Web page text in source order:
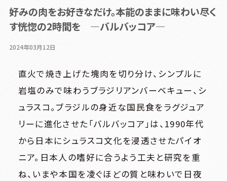
レストラン、劇場
ビューティー、リラクゼーション、
フロアマップ
オフィス、ショールーム
5F
オフィス、クリニック
ザ・リッツ・カールトン大阪連絡通路
好みの肉をお好きなだけ。本能のままに味わい尽く
す恍惚の2時間を ―バルバッコア―
2024年03月12日
直火で焼き上げた塊肉を切り分け、シンプルに
岩塩のみで味わうブラジリアンバーベキュー、シ
ュラスコ。ブラジルの身近な国民食をラグジュア
リーに進化させた「バルバッコア」は、1990年代
から日本にシュラスコ文化を浸透させたパイオ
ニア。日本人の嗜好に合うよう工夫と研究を重
ね、いまや本国を凌ぐほどの質と味わいで日夜